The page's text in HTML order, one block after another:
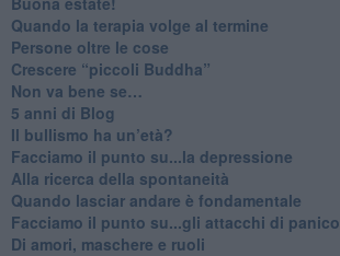
​Quando la terapia volge al termine
​Persone oltre le cose
​Crescere “piccoli Buddha”
Non va bene se…
​5 anni di Blog
​Il bullismo ha un’età?
Facciamo il punto su...la depressione
​Alla ricerca della spontaneità
​Quando lasciar andare è fondamentale
Facciamo il punto su...gli attacchi di panico
Di amori, maschere e ruoli